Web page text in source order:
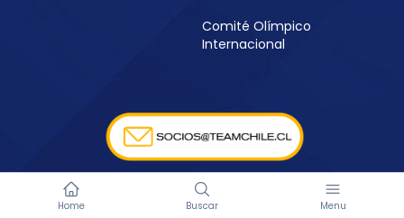
Home Buscar Menu
Comité Olímpico
Internacional